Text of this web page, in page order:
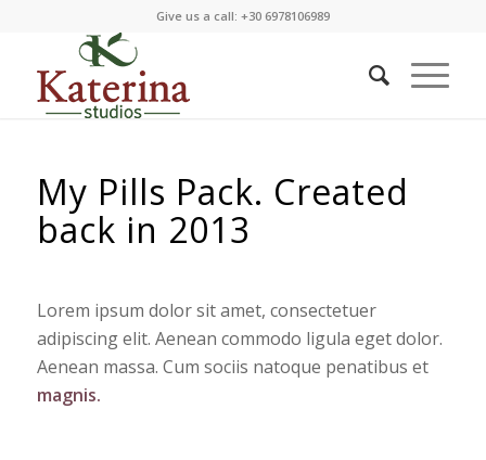
Give us a call: +30 6978106989
My Pills Pack. Created
back in 2013
Lorem ipsum dolor sit amet, consectetuer
adipiscing elit. Aenean commodo ligula eget dolor.
Aenean massa. Cum sociis natoque penatibus et
magnis.